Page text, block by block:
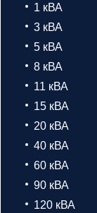
1 кВА
3 кВА
5 кВА
8 кВА
11 кВА
15 кВА
20 кВА
40 кВА
60 кВА
90 кВА
120 кВА